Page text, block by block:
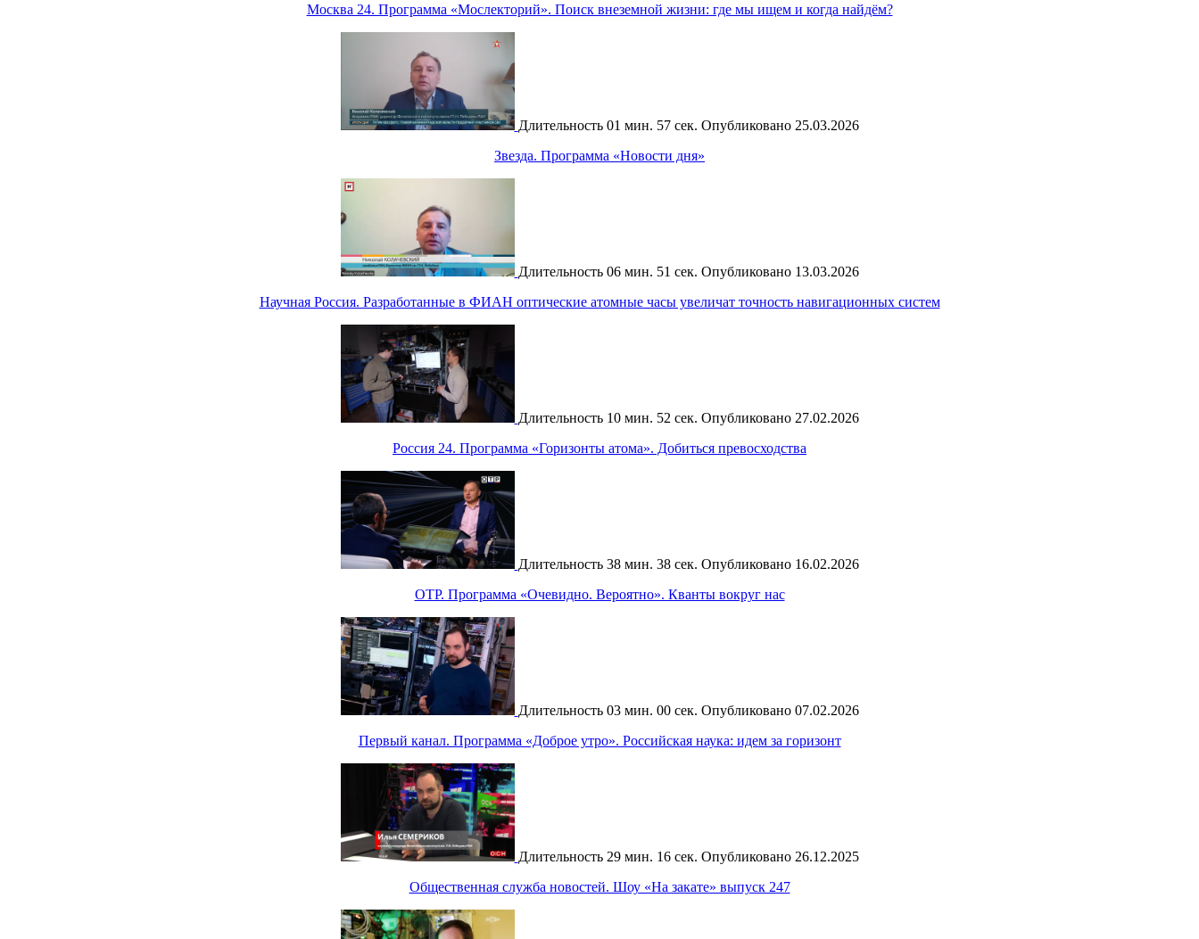
Москва 24. Программа «Мослекторий». Поиск внеземной жизни: где мы ищем и когда найдём?
Длительность 01 мин. 57 сек. Опубликовано 25.03.2026
Звезда. Программа «Новости дня»
Длительность 06 мин. 51 сек. Опубликовано 13.03.2026
Научная Россия. Разработанные в ФИАН оптические атомные часы увеличат точность навигационных систем
Длительность 10 мин. 52 сек. Опубликовано 27.02.2026
Россия 24. Программа «Горизонты атома». Добиться превосходства
Длительность 38 мин. 38 сек. Опубликовано 16.02.2026
ОТР. Программа «Очевидно. Вероятно». Кванты вокруг нас
Длительность 03 мин. 00 сек. Опубликовано 07.02.2026
Первый канал. Программа «Доброе утро». Российская наука: идем за горизонт
Длительность 29 мин. 16 сек. Опубликовано 26.12.2025
Общественная служба новостей. Шоу «На закате» выпуск 247